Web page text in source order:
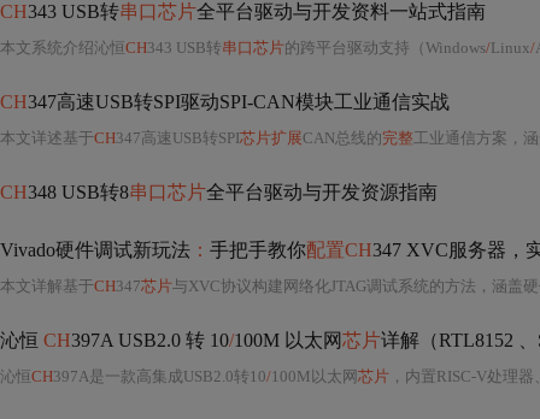
CH343 USB转串口芯片全平台驱动与开发资料一站式指南
本文系统介绍沁恒CH343 USB转串口芯片的跨平台驱动支持（Windows/Linux/
CH347高速USB转SPI驱动SPI-CAN模块工业通信实战
本文详述基于CH347高速USB转SPI芯片扩展CAN总线的完整工业通信方案，
CH348 USB转8串口芯片全平台驱动与开发资源指南
Vivado硬件调试新玩法 ： 手把手教你配置CH347 XVC服务器，
本文详解基于CH347芯片与XVC协议构建网络化JTAG调试系统的方法，涵盖
沁恒 CH397A USB2.0 转 10/100M 以太网芯片详解（RTL8152
沁恒CH397A是一款高集成USB2.0转10/100M以太网芯片 ，内置RISC-V处理器、USB